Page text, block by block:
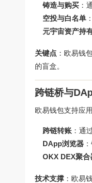
铸造与购买 ：
空投与白名单
元宇宙资产持
关键点 ：欧易钱
的盲盒。
跨链桥与
欧易钱包支持应
跨链转账 ：通
DApp浏览器
OKX DEX聚合
技术支撑 ：欧易